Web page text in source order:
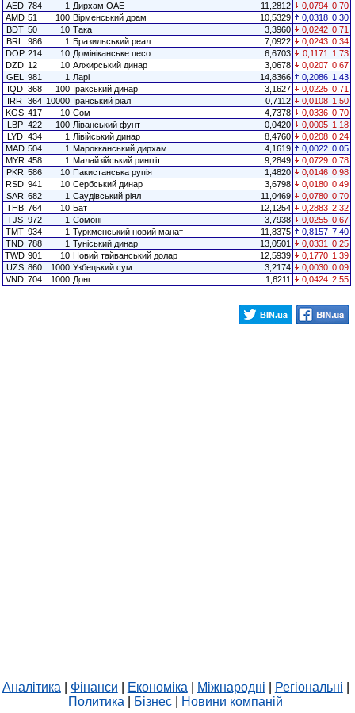
AED 784 1 Дирхам ОАЕ 11,2812 0,0794 0,70
AMD 51 100 Вірменський драм 10,5329 0,0318 0,30
BDT 50 10 Така 3,3960 0,0242 0,71
BRL
986 1 Бразильський реал 7,0922 0,0243 0,34
DOP 214 10 Домініканське песо 6,6703 0,1171
1,73
DZD 12 10 Алжирський динар 3,0678 0,0207 0,67
GEL
981 1 Ларі 14,8366 0,2086 1,43
IQD 368 100 Іракський динар 3,1627 0,0225 0,71
IRR 364 10000 Іранський ріал 0,7112 0,0108 1,50
KGS 417 10 Сом 4,7378 0,0336 0,70
LBP 422 100 Ліванський фунт 0,0420 0,0005 1,18
LYD 434 1 Лівійський динар 8,4760 0,0208 0,24
MAD 504 1 Марокканський дирхам 4,1619 0,0022 0,05
MYR 458 1 Малайзійський ринггіт 9,2849 0,0729 0,78
PKR 586 10 Пакистанська рупія 1,4820 0,0146 0,98
RSD 941 10 Сербський динар 3,6798 0,0180 0,49
SAR 682 1 Саудівський ріял 11,0469 0,0780 0,70
THB 764 10 Бат 12,1254 0,2883 2,32
TJS 972 1 Сомоні 3,7938 0,0255 0,67
TMT 934 1 Туркменський новий манат 11,8375 0,8157 7,40
TND 788 1 Туніський динар 13,0501 0,0331 0,25
TWD 901 10 Новий тайванський долар 12,5939 0,1770 1,39
UZS 860 1000 Узбецький сум 3,2174 0,0030 0,09
VND 704 1000 Донг 1,6211 0,0424 2,55
Аналітика Фінанси Економіка Міжнародні Регіональні
Политика
Бізнес Новини компаній